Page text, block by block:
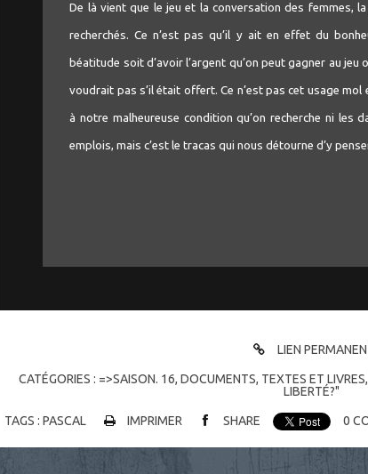
De là vient que le jeu et la conversation des femmes,
recherchés. Ce n’est pas qu’il y ait en effet du
béatitude soit d’avoir l’argent qu’on peut gagner au jeu
voudrait pas s’il était offert. Ce n’est pas cet usage
à notre malheureuse condition qu’on recherche ni les
emplois, mais c’est le tracas qui nous détourne d’y
LIEN
CATÉGORIES : =>SAISON. 16,DOCUMENTS, TEXTES ET LIVRES,
LIBERTÉ?"
TAGS :PASCAL IMPRIMER SHARE 0